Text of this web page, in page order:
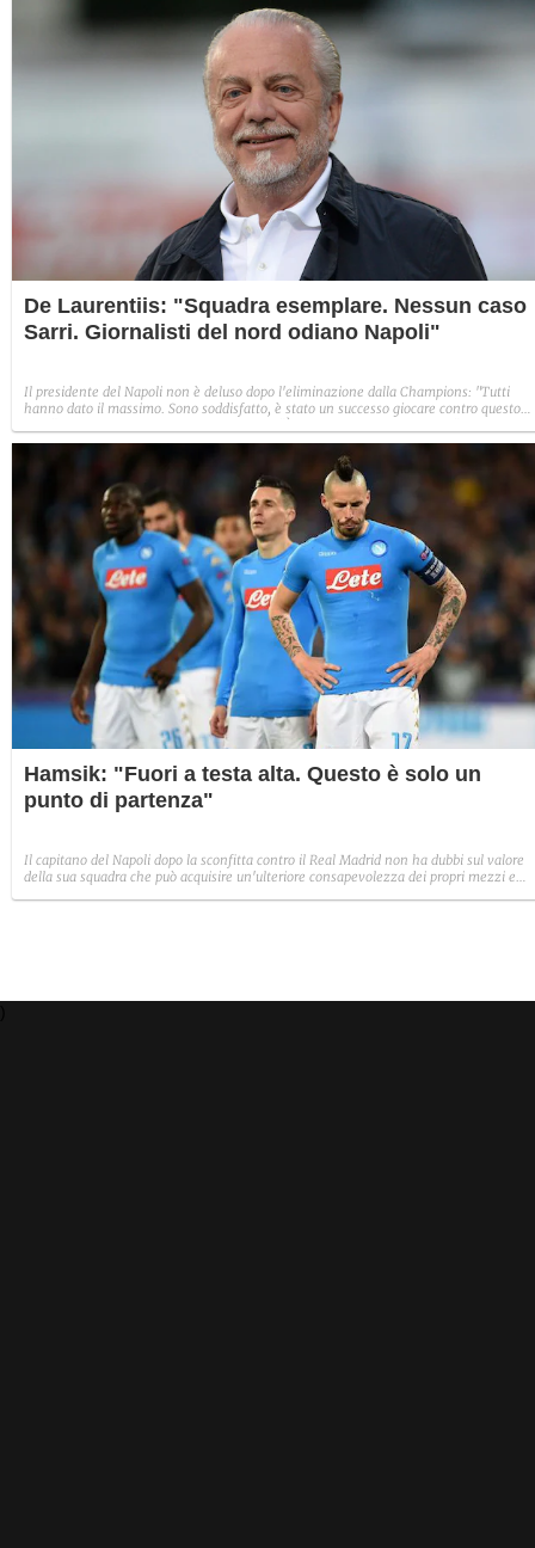
De Laurentiis: "Squadra esemplare. Nessun caso
Sarri. Giornalisti del nord odiano Napoli"
Il presidente del Napoli non è deluso dopo l'eliminazione dalla Champions: "Tutti
hanno dato il massimo. Sono soddisfatto, è stato un successo giocare contro questo
Real". Poi attacca La Gazzetta dello Sport: "È da sempre contro il Napoli".
Hamsik: "Fuori a testa alta. Questo è solo un
punto di partenza"
Il capitano del Napoli dopo la sconfitta contro il Real Madrid non ha dubbi sul valore
della sua squadra che può acquisire un'ulteriore consapevolezza dei propri mezzi e